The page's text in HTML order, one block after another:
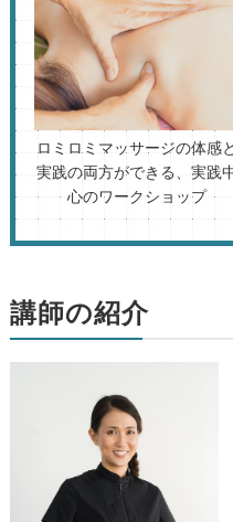
ロミロミマッサージの体感と
実践の両方ができる、実践
心のワークショップ
講師の紹介